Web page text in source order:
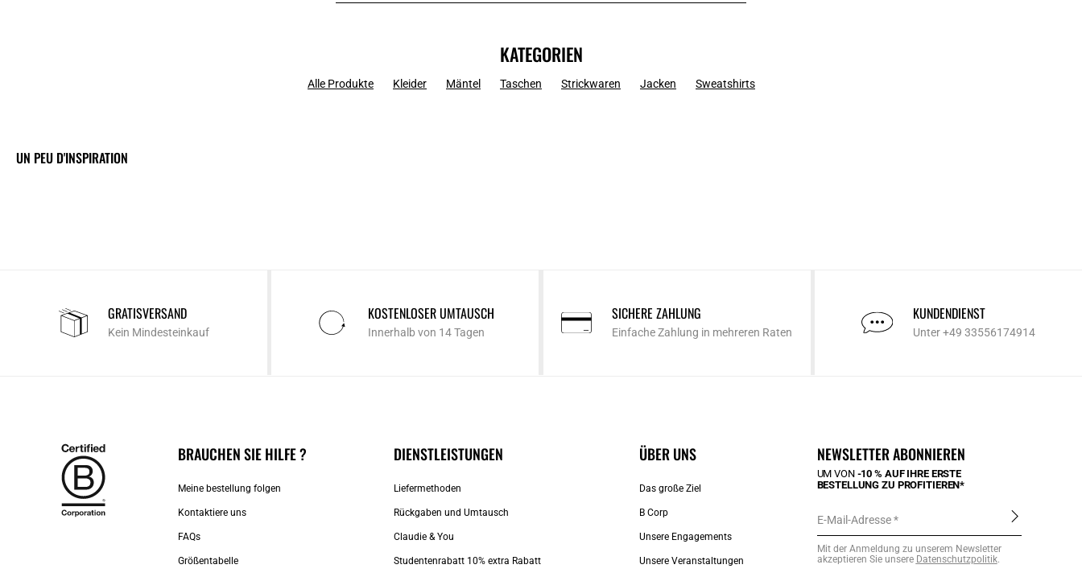
KATEGORIEN
Alle Produkte Kleider Mäntel Taschen Strickwaren Jacken Sweatshirts
UN PEU D'INSPIRATION
GRATISVERSAND
Kein Mindesteinkauf
KOSTENLOSER UMTAUSCH
Innerhalb von 14 Tagen
SICHERE ZAHLUNG
Einfache Zahlung in mehreren Raten
KUNDENDIENST
Unter +49 33556174914
BRAUCHEN SIE HILFE ?
Meine bestellung folgen
Kontaktiere uns​
FAQs
Größentabelle
DIENSTLEISTUNGEN
Liefermethoden
Rückgaben und Umtausch
Claudie & You
Studentenrabatt 10% extra Rabatt
ÜBER UNS
Das große Ziel
B Corp
Unsere Engagements
Unsere Veranstaltungen
NEWSLETTER ABONNIEREN
UM VON -10 % AUF IHRE ERSTE
BESTELLUNG ZU PROFITIEREN*
E-Mail-Adresse
Mit der Anmeldung zu unserem Newsletter
akzeptieren Sie unsere Datenschutzpolitik.